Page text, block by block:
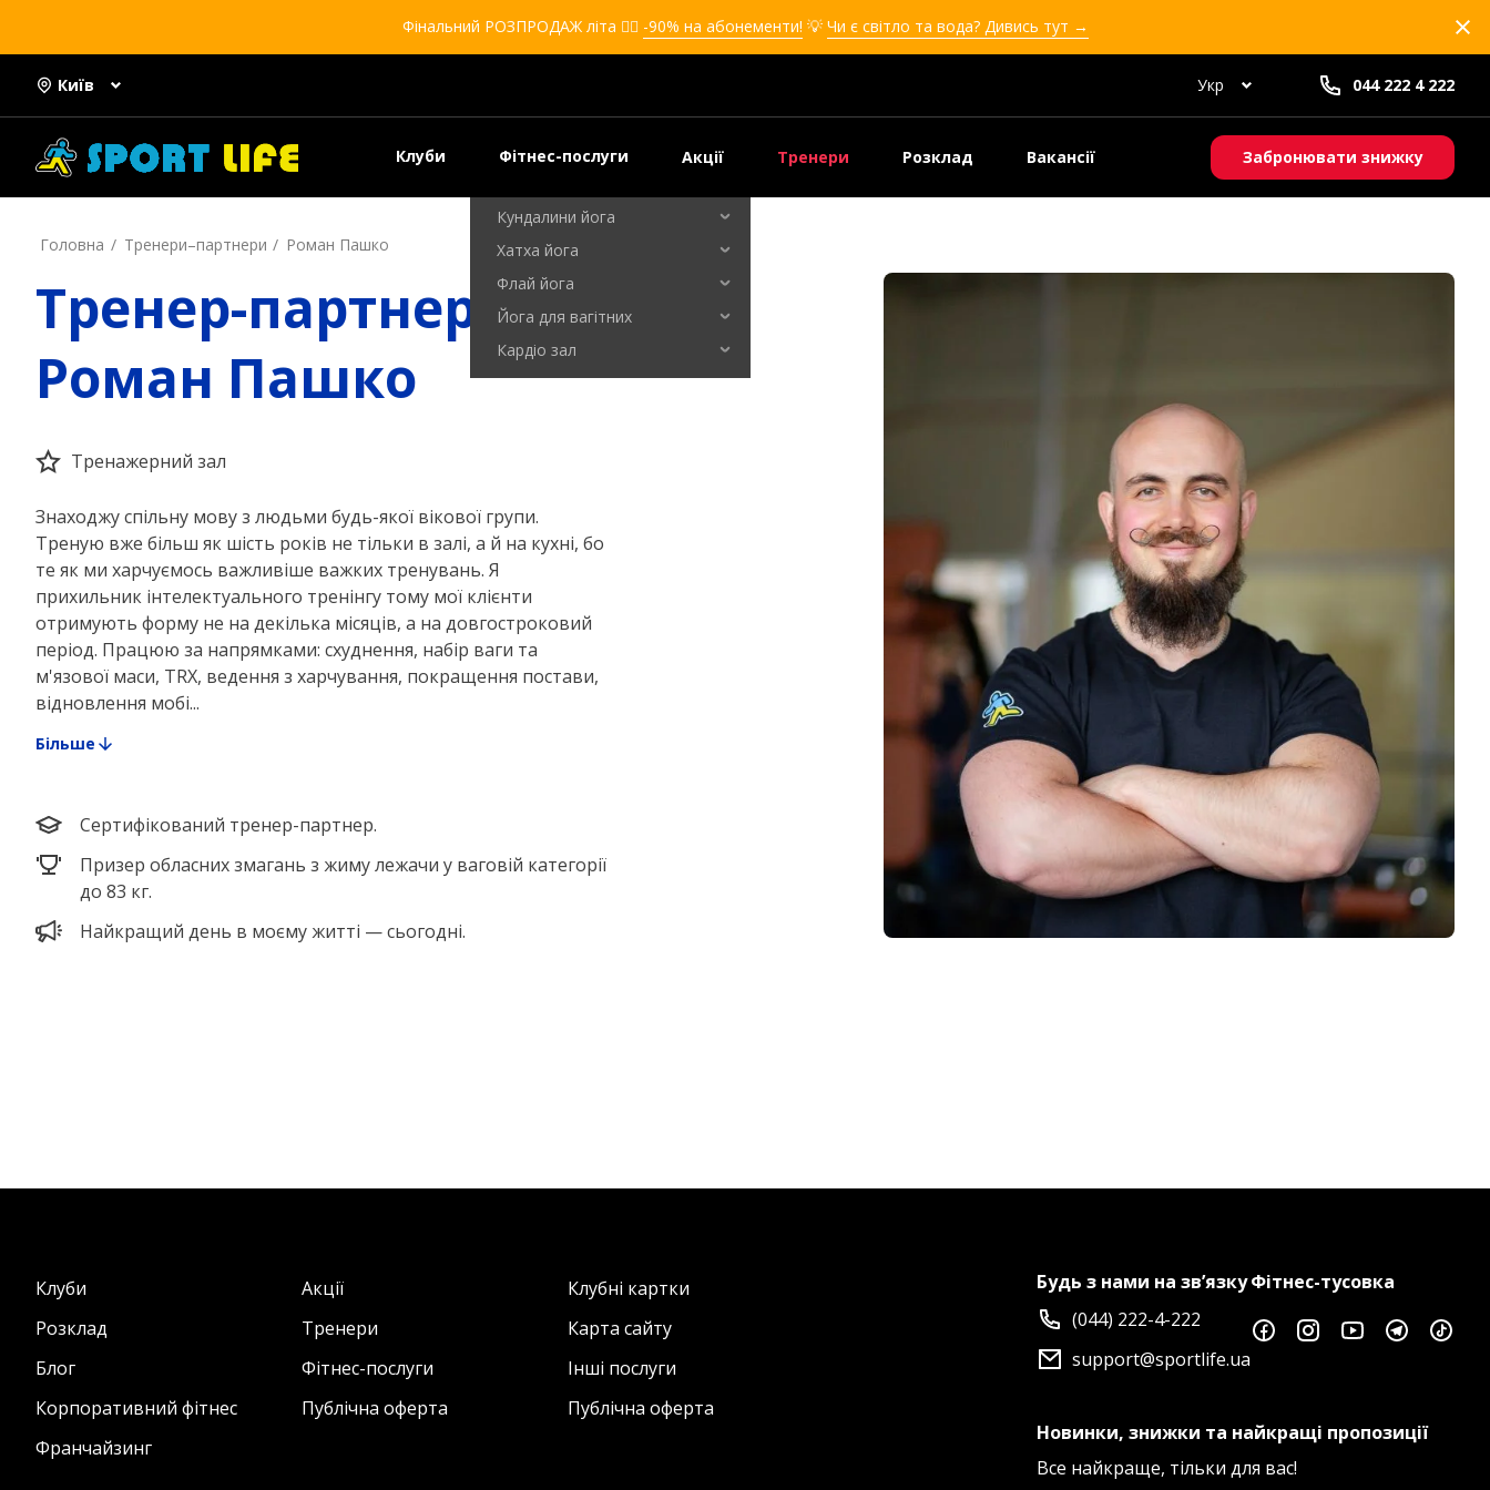
Фінальний РОЗПРОДАЖ літа ❤️‍🔥 -90% на абонементи! 💡 Чи є світло та вода? Дивись тут →
Київ Укр 044 222 4 222
Клуби Фітнес-послуги
Кікбоксинг для дівчат
Кікбоксинг для дітей
Самооборона для дівчат
Самооборона для дітей
Кундалини йога
Хатха йога
Флай йога
Йога для вагітних
Кардіо зал
Акції Тренери Розклад Вакансії Забронювати знижку
Головна Тренери–партнери Роман Пашко
Тренер-партнер
Роман Пашко
Тренажерний зал
Знаходжу спільну мову з людьми будь-якої вікової групи.
Треную вже більш як шість років не тільки в залі, а й на кухні, бо
те як ми харчуємось важливіше важких тренувань. Я
прихильник інтелектуального тренінгу тому мої клієнти
отримують форму не на декілька місяців, а на довгостроковий
період. Працюю за напрямками: схуднення, набір ваги та
м'язової маси, TRX, ведення з харчування, покращення постави,
відновлення мобі...
Більше
Сертифікований тренер-партнер.
Призер обласних змагань з жиму лежачи у ваговій категорії
до 83 кг.
Найкращий день в моєму житті — сьогодні.
Клуби Акції
Клубні картки
Розклад
Тренери
Карта сайту
Блог
Фітнес-послуги
Інші послуги
Корпоративний фітнес
Публічна оферта
Публічна оферта
Франчайзинг
Будь з нами на зв’язку
(044) 222-4-222
support@sportlife.ua
Фітнес-тусовка
Новинки, знижки та найкращі пропозиції
Все найкраще, тільки для вас!